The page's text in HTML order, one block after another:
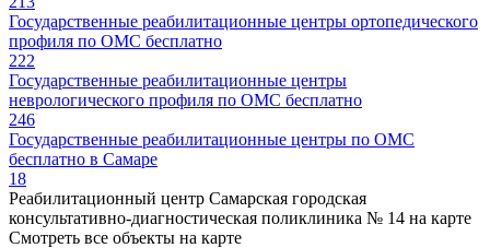
Государственные реабилитационные центры ортопедического
профиля по ОМС бесплатно
222
Государственные реабилитационные центры
неврологического профиля по ОМС бесплатно
246
Государственные реабилитационные центры по ОМС
бесплатно в Самаре
18
Реабилитационный центр Самарская городская
консультативно-диагностическая поликлиника № 14 на карте
Смотреть все объекты на карте